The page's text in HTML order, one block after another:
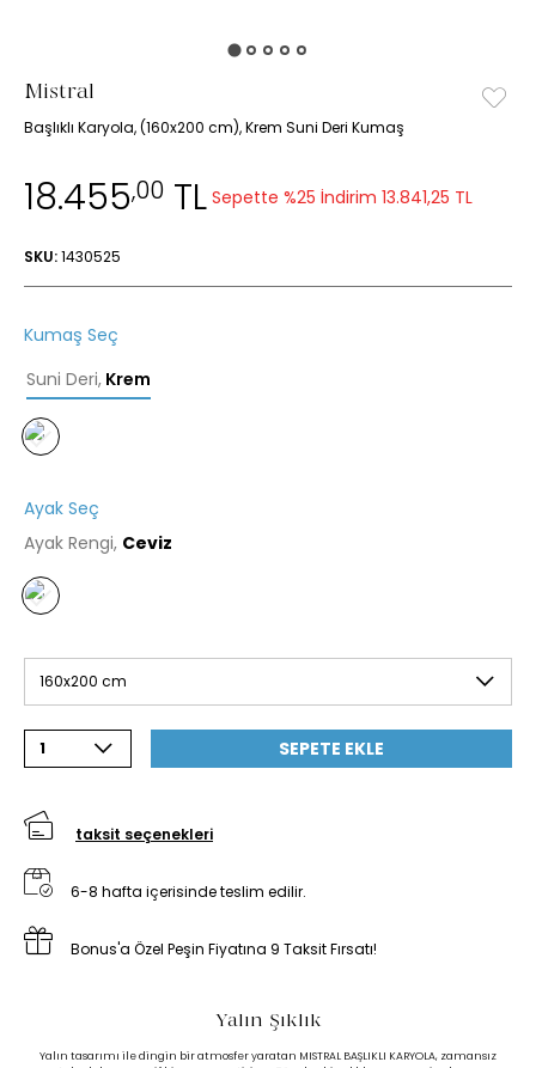
Mistral
Başlıklı Karyola, (160x200 cm), Krem Suni Deri Kumaş
18.455,00 TL Sepette %25 İndirim 13.841,25 TL
SKU:1430525
Kumaş Seç
Suni Deri, Krem
Ayak Seç
Ayak Rengi, Ceviz
160x200 cm
1 SEPETE EKLE
taksit seçenekleri
6-8 hafta içerisinde teslim edilir.
Bonus'a Özel Peşin Fiyatına 9 Taksit Fırsatı!
Yalın Şıklık
Yalın tasarımı ile dingin bir atmosfer yaratan MISTRAL BAŞLIKLI KARYOLA, zamansız